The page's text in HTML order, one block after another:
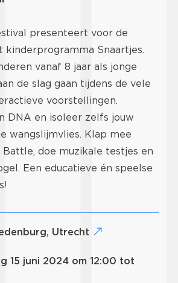
presenteert voor de
kinderprogramma Snaartjes.
vanaf 8 jaar als jonge
de slag gaan tijdens de vele
voorstellingen.
DNA en isoleer zelfs jouw
wangslijmvlies. Klap mee
doe muzikale testjes en
Een educatieve én speelse
Utrecht